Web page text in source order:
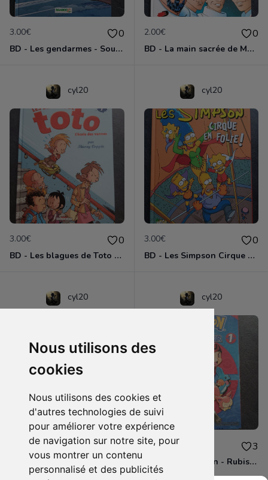
Nous utilisons des
cookies
Nous utilisons des cookies et
d'autres technologies de suivi
pour améliorer votre expérience
de navigation sur notre site, pour
vous montrer un contenu
personnalisé et des publicités
3.00€ 0
BD - Les gendarmes - Souriez, vous êtes flashés - Tome 5
2.00€ 0
BD - La main sacrée de Metallica
cyl20
3.00€ 0
BD - Les blagues de Toto - L'école des vannes - Tome 1
cyl20
3.00€ 0
BD - Les Simpson Cirque en folie ! - Tome 11
cyl20
3.00€ 0
BD - Les Simpson - Sous les projecteurs - Tome 13
cyl20
4.00€ 3
Manga - Pokémon - Rubis et Saphir - Tome 1